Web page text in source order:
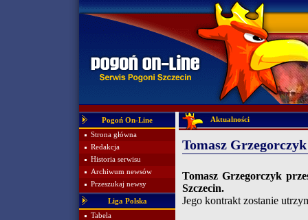
Pogoń On-Line
Strona główna
Redakcja
Historia serwisu
Archiwum newsów
Przeszukaj newsy
Liga Polska
Tabela
Aktualności
Tomasz
Tomasz Grzegorczyk
Szczecin.
Jego kontrakt zostanie